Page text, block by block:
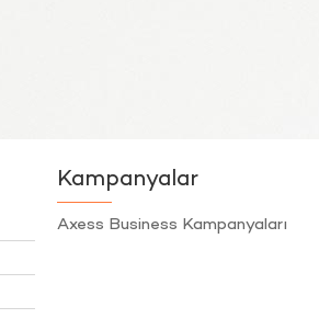
Kampanyalar
Axess Business Kampanyaları